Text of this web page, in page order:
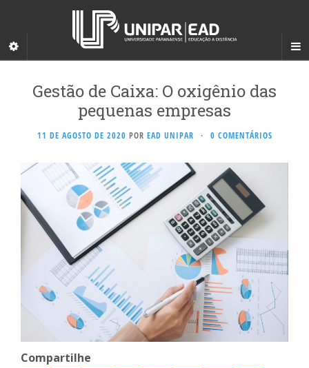
Gestão de Caixa: O oxigênio das
pequenas empresas
11 DE AGOSTO DE 2020 POR EAD UNIPAR · 0 COMENTÁRIOS
Compartilhe